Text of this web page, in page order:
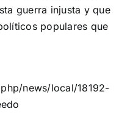
guerra injusta y que
populares que
news/local/18192-